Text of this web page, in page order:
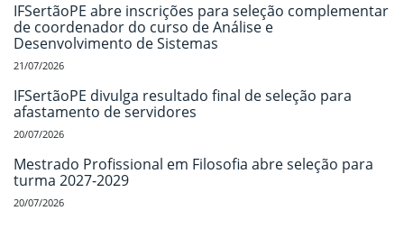
IFSertãoPE abre inscrições para seleção complementar
de coordenador do curso de Análise e
Desenvolvimento de Sistemas
21/07/2026
IFSertãoPE divulga resultado final de seleção para
afastamento de servidores
20/07/2026
Mestrado Profissional em Filosofia abre seleção para
turma 2027-2029
20/07/2026